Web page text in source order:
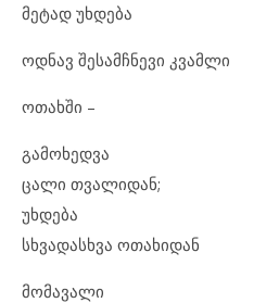
მეტად უხდება
ოდნავ შესამჩნევი კვამლი
ოთახში –
გამოხედვა
ცალი თვალიდან;
უხდება
სხვადასხვა ოთახიდან
მომავალი